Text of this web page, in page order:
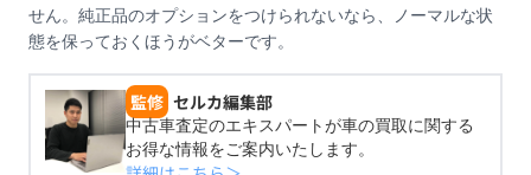
せん。純正品のオプションをつけられないなら、ノーマルな状
態を保っておくほうがベターです。
監修 セルカ編集部
中古車査定のエキスパートが車の買取に関する
お得な情報をご案内いたします。